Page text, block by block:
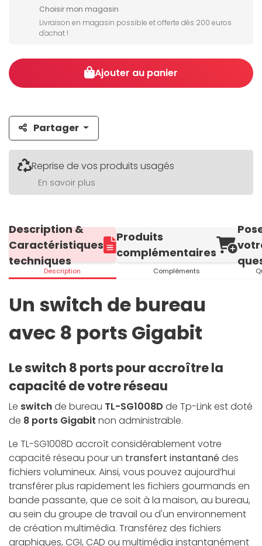
Choisir mon magasin
Livraison en magasin possible et offerte dès 200 euros
d'achat !
Ajouter au panier
Partager
Reprise de vos produits usagés
En savoir plus
Description &
Caractéristiques
techniques
Description
Produits
complémentaires
Compléments
Un switch de bureau
avec 8 ports Gigabit
Le switch 8 ports pour accroître la
capacité de votre réseau
Le switchde bureau TL-SG1008D de Tp-Link est doté
de 8 ports Gigabit non administrable.
Le TL-SG1008D accroît considérablement votre
capacité réseau pour un transfert instantanédes
fichiers volumineux. Ainsi, vous pouvez aujourd’hui
transférer plus rapidement les fichiers gourmands en
bande passante, que ce soit à la maison, au bureau,
au sein du groupe de travail ou d'un environnement
de création multimédia. Transférez des fichiers
graphiques, CGI, CAD ou multimédia instantanément